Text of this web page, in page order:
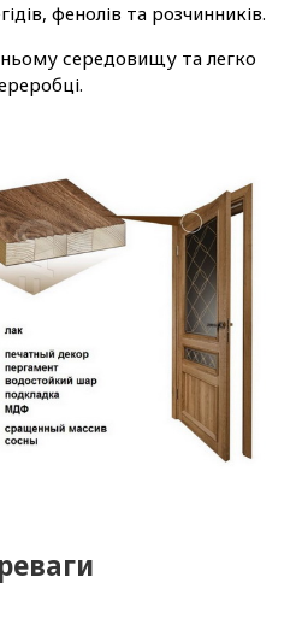
фенолів та розчинників.
середовищу та легко